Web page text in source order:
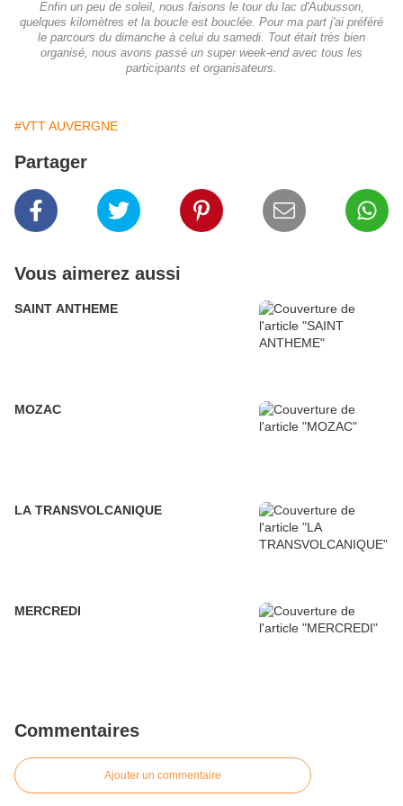
Enfin un peu de soleil, nous faisons le tour du lac d'Aubusson,
quelques kilomètres et la boucle est bouclée. Pour ma part j'ai préféré
le parcours du dimanche à celui du samedi. Tout était très bien
organisé, nous avons passé un super week-end avec tous les
participants et organisateurs.
#VTT AUVERGNE
Partager
Vous aimerez aussi
SAINT ANTHEME
MOZAC
LA TRANSVOLCANIQUE
MERCREDI
Commentaires
Ajouter un commentaire